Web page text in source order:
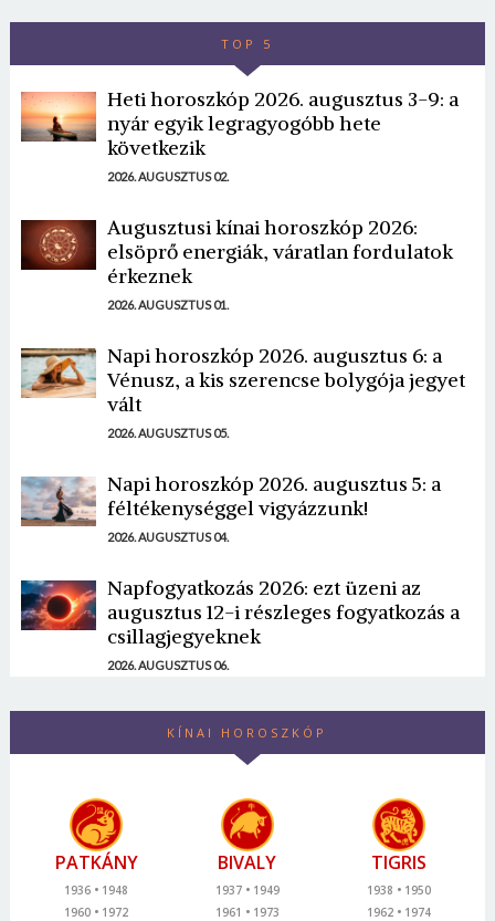
TOP 5
Heti horoszkóp 2026. augusztus 3-9: a
nyár egyik legragyogóbb hete
következik
2026. AUGUSZTUS 02.
Augusztusi kínai horoszkóp 2026:
elsöprő energiák, váratlan fordulatok
érkeznek
2026. AUGUSZTUS 01.
Napi horoszkóp 2026. augusztus 6: a
Vénusz, a kis szerencse bolygója jegyet
vált
2026. AUGUSZTUS 05.
Napi horoszkóp 2026. augusztus 5: a
féltékenységgel vigyázzunk!
2026. AUGUSZTUS 04.
Napfogyatkozás 2026: ezt üzeni az
augusztus 12-i részleges fogyatkozás a
csillagjegyeknek
2026. AUGUSZTUS 06.
KÍNAI HOROSZKÓP
PATKÁNY
1936
1948
1960
1972
BIVALY
1937
1949
1961
1973
TIGRIS
1938
1950
1962
1974